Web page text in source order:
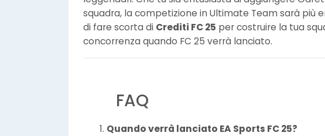
squadra, la competizione in Ultimate Team sarà più
di fare scorta di Crediti FC 25 per costruire la tua
concorrenza quando FC 25 verrà lanciato.
FAQ
Quando verrà lanciato EA Sports FC 25?